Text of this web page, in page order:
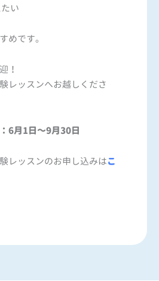
い
めです。
！
レッスンへお越しくださ
6月1日～9月30日
レッスンのお申し込みはこ